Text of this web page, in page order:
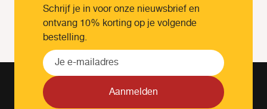
Schrijf je in voor onze nieuwsbrief en
ontvang 10% korting op je volgende
bestelling.
Aanmelden